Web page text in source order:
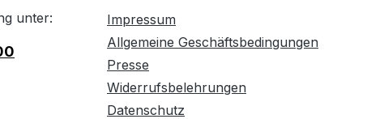
unter:
Impressum
Allgemeine Geschäftsbedingungen
Presse
Widerrufsbelehrungen
Datenschutz